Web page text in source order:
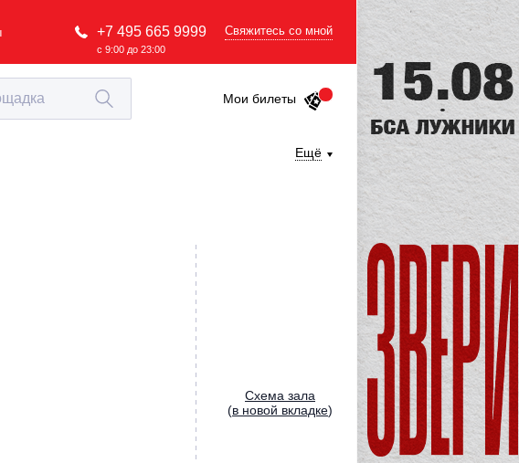
+7 495 665 9999
с 9:00 до 23:00
Свяжитесь со мной
Мои билеты
Ещё
Cхема зала
(в новой вкладке)